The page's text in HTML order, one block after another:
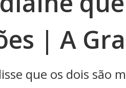
| A
que os dois são